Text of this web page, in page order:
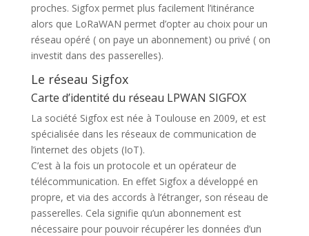
proches. Sigfox permet plus facilement l’itinérance
alors que LoRaWAN permet d’opter au choix pour un
réseau opéré ( on paye un abonnement) ou privé ( on
investit dans des passerelles).
Le réseau Sigfox
Carte d’identité du réseau LPWAN SIGFOX
La société Sigfox est née à Toulouse en 2009, et est
spécialisée dans les réseaux de communication de
l’internet des objets (IoT).
C’est à la fois un protocole et un opérateur de
télécommunication. En effet Sigfox a développé en
propre, et via des accords à l’étranger, son réseau de
passerelles. Cela signifie qu’un abonnement est
nécessaire pour pouvoir récupérer les données d’un